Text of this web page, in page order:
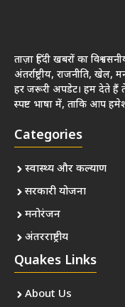
ताज़ा हिंदी खबरों का
अंतर्राष्ट्रीय, राजनीति,
हर जरूरी अपडेट। हम देते हैं
स्पष्ट भाषा में, ताकि आप
Categories
स्वास्थ्य और कल्याण
सरकारी योजना
मनोरंजन
अंतरराष्ट्रीय
Quakes Links
About Us